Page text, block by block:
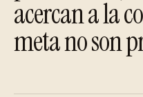
acercan a la
meta no son